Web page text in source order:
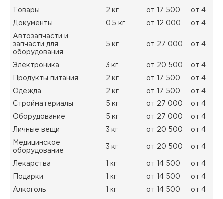
Товары 2 кг от 17 500 от 4
Документы 0,5 кг от 12 000 от 4
Автозапчасти и
запчасти для
оборудования
5 кг от 27 000 от 4
Электроника 3 кг от 20 500 от 4
Продукты питания 2 кг от 17 500 от 4
Одежда 2 кг от 17 500 от 4
Стройматериалы 5 кг от 27 000 от 4
Оборудование 5 кг от 27 000 от 4
Личные вещи 3 кг от 20 500 от 4
Медицинское
оборудование
3 кг от 20 500 от 4
Лекарства 1 кг от 14 500 от 4
Подарки 1 кг от 14 500 от 4
Алкоголь 1 кг от 14 500 от 4